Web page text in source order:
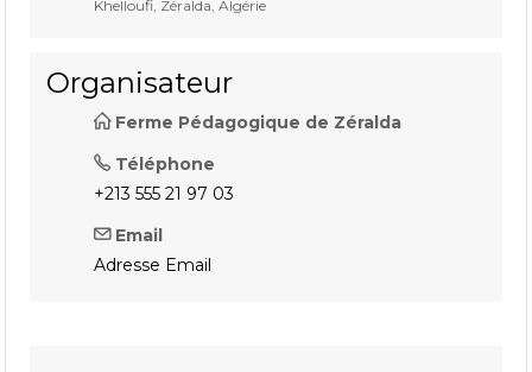
Khelloufi, Zéralda, Algérie
Organisateur
Ferme Pédagogique de Zéralda
Téléphone
+213 555 21 97 03
Email
Adresse Email